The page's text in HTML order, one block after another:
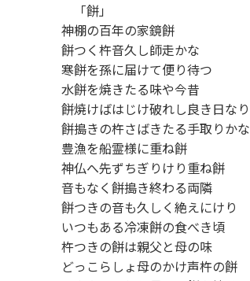
「餅」
神棚の百年の家鏡餅
餅つく杵音久し師走かな
寒餅を孫に届けて便り待つ
水餅を焼きたる味や今昔
餅焼けばはじけ破れし良き日なり
餅搗きの杵さばきたる手取りかな
豊漁を船霊様に重ね餅
神仏へ先ずちぎりけり重ね餅
音もなく餅搗き終わる両隣
餅つきの音も久しく絶えにけり
いつもある冷凍餅の食べき頃
杵つきの餅は親父と母の味
どっこらしょ母のかけ声杵の餅